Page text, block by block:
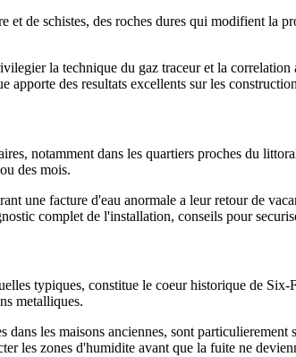
et de schistes, des roches dures qui modifient la
la technique du gaz traceur et la
apporte des resultats excellents sur les
notamment dans les quartiers proches du
des mois.
une facture d'eau anormale a leur retour de
complet de l'installation, conseils pour
typiques, constitue le coeur historique de
metalliques.
les maisons anciennes, sont
les zones d'humidite avant que la fuite ne